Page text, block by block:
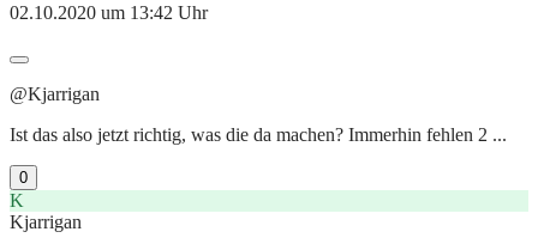
02.10.2020 um 13:42 Uhr
@Kjarrigan
Ist das also jetzt richtig, was die da machen? Immerhin fehlen 2 ...
0
K
Kjarrigan